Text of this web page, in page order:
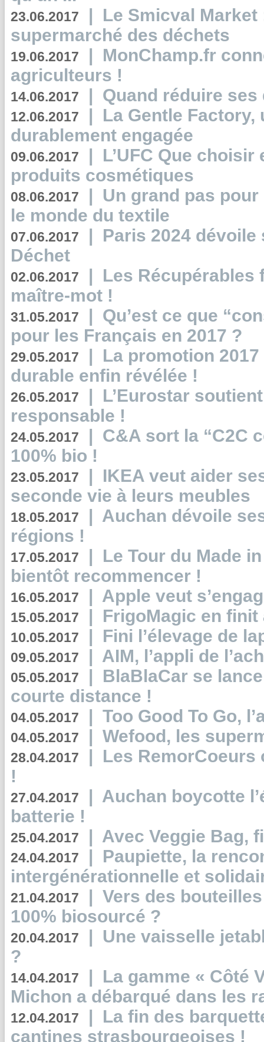
23.06.2017 | Le Smicval
supermarché des déchets
19.06.2017 | MonChamp.fr
agriculteurs !
14.06.2017 | Quand réduire
12.06.2017 | La Gentle
durablement engagée
09.06.2017 | L’UFC Que
produits cosmétiques
08.06.2017 | Un grand pas
le monde du textile
07.06.2017 | Paris 2024
Déchet
02.06.2017 | Les Récupérables
maître-mot !
31.05.2017 | Qu’est ce que
pour les Français en 2017 ?
29.05.2017 | La promotion
durable enfin révélée !
26.05.2017 | L’Eurostar
responsable !
24.05.2017 | C&A sort la “C2C
100% bio !
23.05.2017 | IKEA veut aider
seconde vie à leurs meubles
18.05.2017 | Auchan dévoile
régions !
17.05.2017 | Le Tour du Made
bientôt recommencer !
16.05.2017 | Apple veut
15.05.2017 | FrigoMagic en
10.05.2017 | Fini l’élevage de
09.05.2017 | AIM, l’appli de
05.05.2017 | BlaBlaCar se
courte distance !
04.05.2017 | Too Good To Go,
04.05.2017 | Wefood, les
28.04.2017 | Les RemorCoeurs
!
27.04.2017 | Auchan boycotte
batterie !
25.04.2017 | Avec Veggie Bag,
24.04.2017 | Paupiette, la
intergénérationnelle et
21.04.2017 | Vers des
100% biosourcé ?
20.04.2017 | Une vaisselle
?
14.04.2017 | La gamme « Côté
Michon a débarqué dans les
12.04.2017 | La fin des
cantines strasbourgeoises !